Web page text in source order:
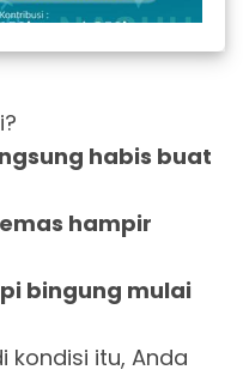
habis buat
hampir
bingung mulai
kondisi itu, Anda